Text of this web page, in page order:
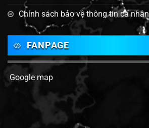
Chính sách bảo vệ thông tin cá nhân
FANPAGE
Google map